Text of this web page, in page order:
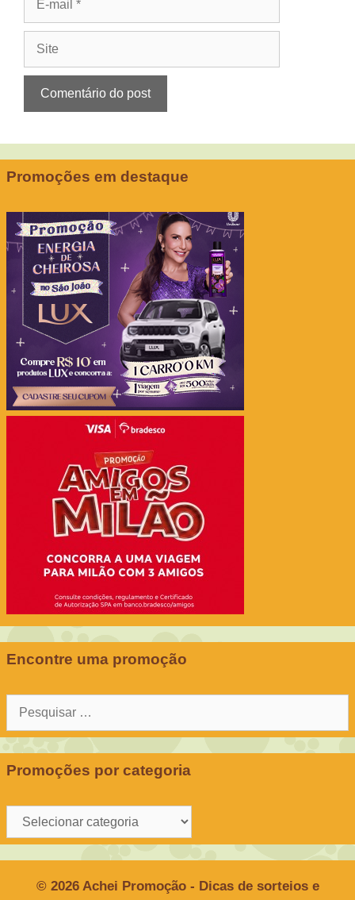
Promoções em destaque
Encontre uma promoção
Pesquisar
Promoções por categoria
Promoções
por
© 2026 Achei Promoção - Dicas de sorteios e